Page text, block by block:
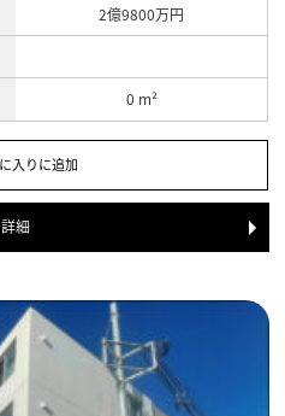
2億9800万円
0 m²
詳細